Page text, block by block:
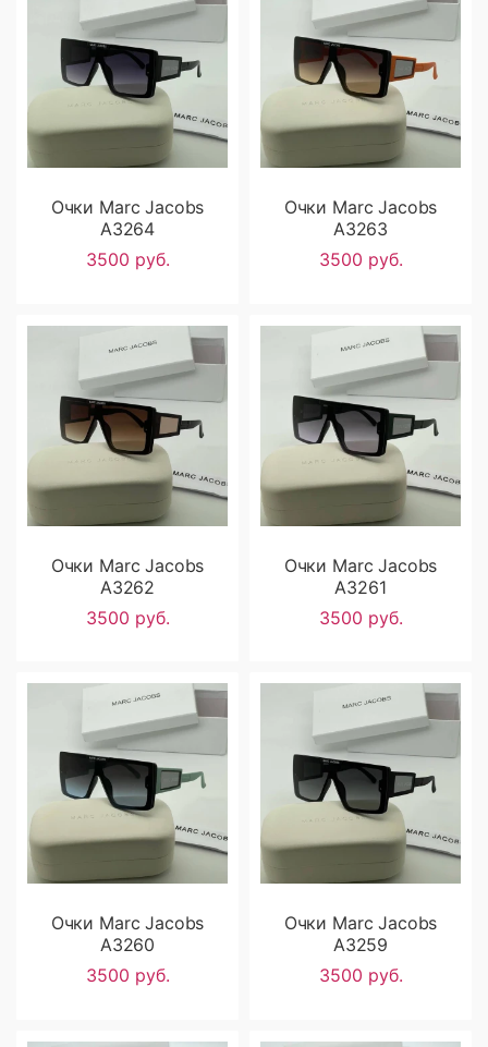
Очки Marc Jacobs
A3264
3500 руб.
Очки Marc Jacobs
A3263
3500 руб.
Очки Marc Jacobs
A3262
3500 руб.
Очки Marc Jacobs
A3261
3500 руб.
Очки Marc Jacobs
A3260
3500 руб.
Очки Marc Jacobs
A3259
3500 руб.